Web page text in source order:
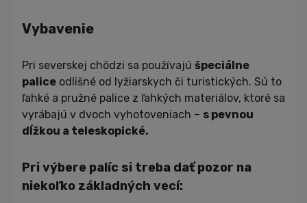
Vybavenie
Pri severskej chôdzi sa používajú špeciálne
palice odlišné od lyžiarskych či turistických. Sú to
ľahké a pružné palice z ľahkých materiálov, ktoré sa
vyrábajú v dvoch vyhotoveniach – s pevnou
dĺžkou a teleskopické.
Pri výbere palíc si treba dať pozor na
niekoľko základných vecí: